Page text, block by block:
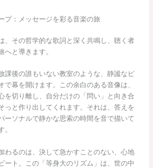
プ：メッセージを彩る音楽の旅
、その哲学的な歌詞と深く共鳴し、聴く者
へと導きます。
課後の誰もいない教室のような、静謐なピ
で幕を開けます。この余白のある音像は、
を切り離し、自分だけの「問い」と向き合
っと作り出してくれます。それは、答えを
ーソナルで静かな思索の時間を音で描いて
わるのは、決して急かすことのない、心地
ート。この「等身大のリズム」は、世の中